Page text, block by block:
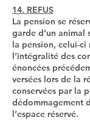
14. REFUS
La pension se
garde d’un animal
la pension, celui-ci
l’intégralité des
énoncées
versées lors de la
conservées par la
dédommagement
l’espace réservé.